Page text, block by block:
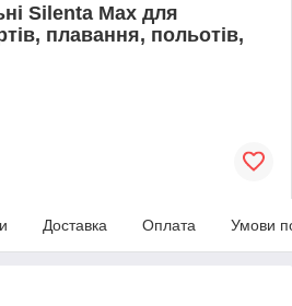
Silenta Max для
плавання, польотів,
Доставка Оплата Умови